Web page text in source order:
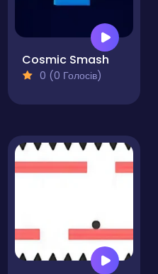
Cosmic Smash
0 (0 Голосів)